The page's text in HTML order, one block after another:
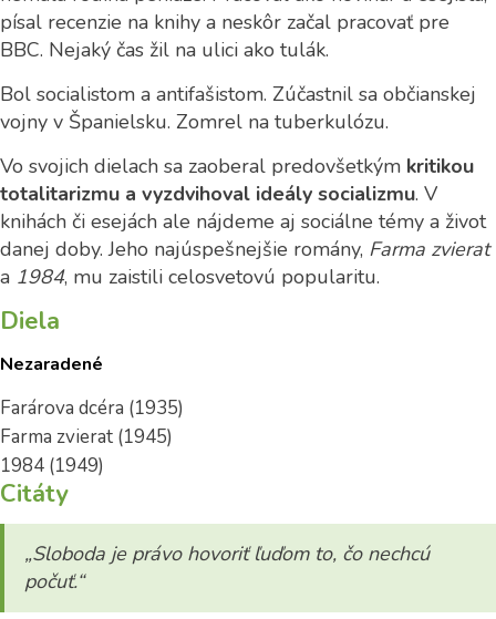
písal recenzie na knihy a neskôr začal pracovať pre
BBC. Nejaký čas žil na ulici ako tulák.
Bol socialistom a antifašistom. Zúčastnil sa občianskej
vojny v Španielsku. Zomrel na tuberkulózu.
Vo svojich dielach sa zaoberal predovšetkým kritikou
totalitarizmu a vyzdvihoval ideály socializmu. V
knihách či esejách ale nájdeme aj sociálne témy a život
danej doby. Jeho najúspešnejšie romány, Farma zvierat
a 1984, mu zaistili celosvetovú popularitu.
Diela
Nezaradené
Farárova dcéra (1935)
Farma zvierat (1945)
1984 (1949)
Citáty
„Sloboda je právo hovoriť ľuďom to, čo nechcú
počuť.“